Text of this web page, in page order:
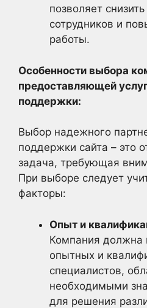
позволяет
сотрудников и
работы.
Особенности выбора
предоставляющей
поддержки:
Выбор надежного
поддержки сайта – это
задача, требующая
При выборе следует
факторы:
Опыт и
Компания должна
опытных и
специалистов,
необходимыми
для решения